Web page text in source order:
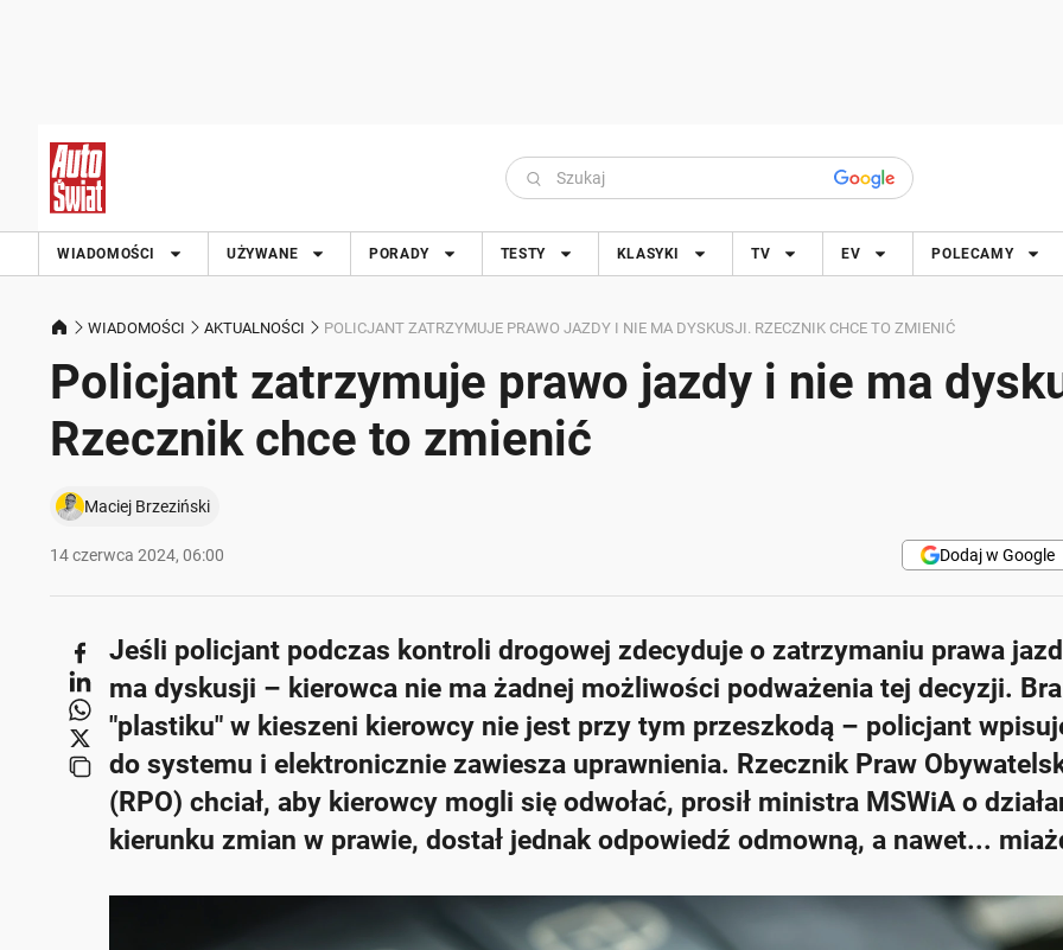
WIADOMOŚCI UŻYWANE PORADY TESTY KLASYKI TV EV POLECAMY
WIADOMOŚCI AKTUALNOŚCI POLICJANT ZATRZYMUJE PRAWO JAZDY I NIE MA DYSKUSJI. RZECZNIK CHCE TO ZMIENIĆ
Policjant zatrzymuje prawo jazdy i nie ma
Rzecznik chce to zmienić
Maciej Brzeziński
14 czerwca 2024, 06:00 Dodaj w Google
Jeśli policjant podczas kontroli drogowej zdecyduje o zatrzymaniu prawa
ma dyskusji – kierowca nie ma żadnej możliwości podważenia tej decyzji.
"plastiku" w kieszeni kierowcy nie jest przy tym przeszkodą – policjant
do systemu i elektronicznie zawiesza uprawnienia. Rzecznik Praw
(RPO) chciał, aby kierowcy mogli się odwołać, prosił ministra MSWiA o
kierunku zmian w prawie, dostał jednak odpowiedź odmowną, a nawet...